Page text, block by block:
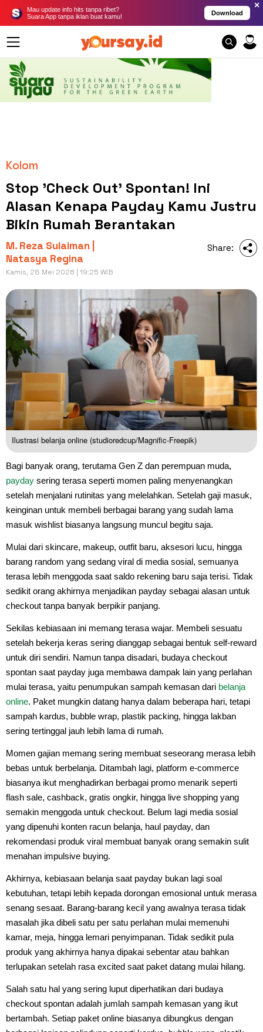
Mau update info hits tanpa ribet?
Suara App tanpa iklan buat kamu!
Download
×
Kolom
Stop 'Check Out' Spontan! Ini
Alasan Kenapa Payday Kamu Justru
Bikin Rumah Berantakan
M. Reza Sulaiman |
Natasya Regina
Kamis, 28 Mei 2026 | 19:25 WIB
Share:
Ilustrasi belanja online (studioredcup/Magnific-Freepik)
Bagi banyak orang, terutama Gen Z dan perempuan muda,
payday sering terasa seperti momen paling menyenangkan
setelah menjalani rutinitas yang melelahkan. Setelah gaji masuk,
keinginan untuk membeli berbagai barang yang sudah lama
masuk wishlist biasanya langsung muncul begitu saja.
Mulai dari skincare, makeup, outfit baru, aksesori lucu, hingga
barang random yang sedang viral di media sosial, semuanya
terasa lebih menggoda saat saldo rekening baru saja terisi. Tidak
sedikit orang akhirnya menjadikan payday sebagai alasan untuk
checkout tanpa banyak berpikir panjang.
Sekilas kebiasaan ini memang terasa wajar. Membeli sesuatu
setelah bekerja keras sering dianggap sebagai bentuk self-reward
untuk diri sendiri. Namun tanpa disadari, budaya checkout
spontan saat payday juga membawa dampak lain yang perlahan
mulai terasa, yaitu penumpukan sampah kemasan dari belanja
online. Paket mungkin datang hanya dalam beberapa hari, tetapi
sampah kardus, bubble wrap, plastik packing, hingga lakban
sering tertinggal jauh lebih lama di rumah.
Momen gajian memang sering membuat seseorang merasa lebih
bebas untuk berbelanja. Ditambah lagi, platform e-commerce
biasanya ikut menghadirkan berbagai promo menarik seperti
flash sale, cashback, gratis ongkir, hingga live shopping yang
semakin menggoda untuk checkout. Belum lagi media sosial
yang dipenuhi konten racun belanja, haul payday, dan
rekomendasi produk viral membuat banyak orang semakin sulit
menahan impulsive buying.
Akhirnya, kebiasaan belanja saat payday bukan lagi soal
kebutuhan, tetapi lebih kepada dorongan emosional untuk merasa
senang sesaat. Barang-barang kecil yang awalnya terasa tidak
masalah jika dibeli satu per satu perlahan mulai memenuhi
kamar, meja, hingga lemari penyimpanan. Tidak sedikit pula
produk yang akhirnya hanya dipakai sebentar atau bahkan
terlupakan setelah rasa excited saat paket datang mulai hilang.
Salah satu hal yang sering luput diperhatikan dari budaya
checkout spontan adalah jumlah sampah kemasan yang ikut
bertambah. Setiap paket online biasanya dibungkus dengan